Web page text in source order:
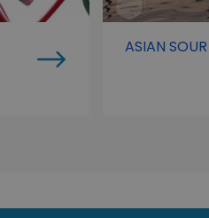
ASIAN